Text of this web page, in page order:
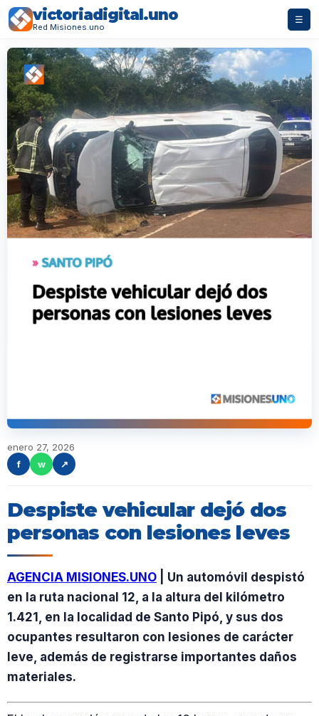
victoriadigital.uno
Red Misiones.uno
☰
enero 27, 2026
f
w ↗
Despiste vehicular dejó dos
personas con lesiones leves
AGENCIA MISIONES.UNO | Un automóvil despistó
en la ruta nacional 12, a la altura del kilómetro
1.421, en la localidad de Santo Pipó, y sus dos
ocupantes resultaron con lesiones de carácter
leve, además de registrarse importantes daños
materiales.